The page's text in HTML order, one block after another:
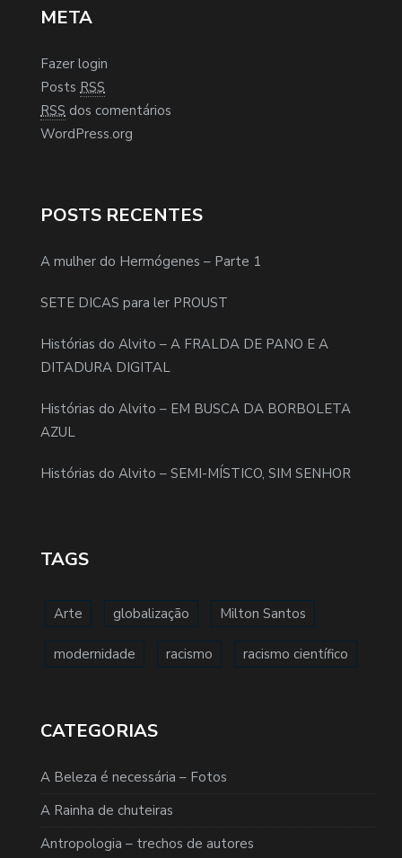
META
Fazer login
Posts RSS
RSS dos comentários
WordPress.org
POSTS RECENTES
A mulher do Hermógenes – Parte 1
SETE DICAS para ler PROUST
Histórias do Alvito – A FRALDA DE PANO E A
DITADURA DIGITAL
Histórias do Alvito – EM BUSCA DA BORBOLETA
AZUL
Histórias do Alvito – SEMI-MÍSTICO, SIM SENHOR
TAGS
Arte globalização Milton Santos
modernidade racismo racismo científico
CATEGORIAS
A Beleza é necessária – Fotos
A Rainha de chuteiras
Antropologia – trechos de autores